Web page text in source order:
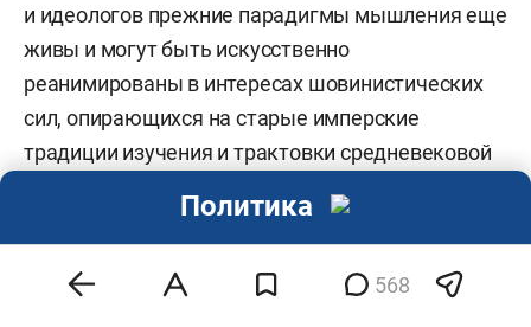
и идеологов прежние парадигмы мышления еще
живы и могут быть искусственно
реанимированы в интересах шовинистических
сил, опирающихся на старые имперские
традиции изучения и трактовки средневековой
антитатарские, антизолотоордынские
сознания, похоже, быстро изжить не получится,
568
Политика